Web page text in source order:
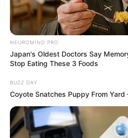
NEUROMIND PRO
Japan's Oldest Doctors Say
Stop Eating These 3 Foods
BUZZ DAY
Coyote Snatches Puppy From